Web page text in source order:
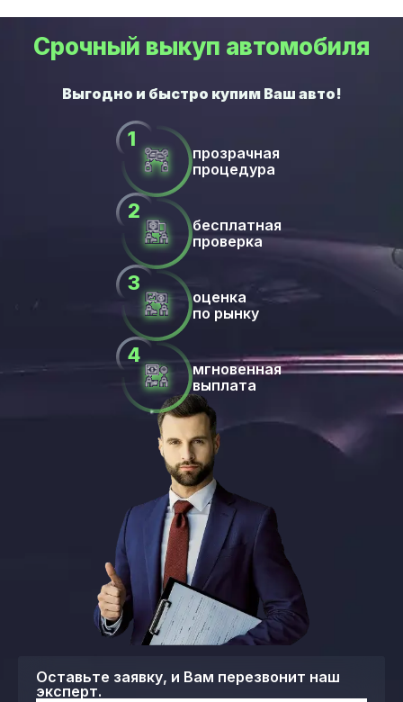
Срочный выкуп автомобиля
Оставьте заявку, и Вам перезвонит наш
эксперт.
прозрачная
процедура
бесплатная
проверка
оценка
по рынку
мгновенная
выплата